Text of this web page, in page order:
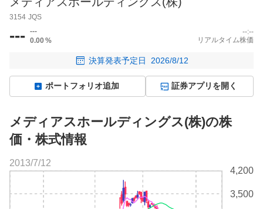
3154 JQS
--- ---
0.00%
--:--
リアルタイム株価
決算発表予定日 2026/8/12
ポートフォリオ追加 証券アプリを開く
メディアスホールディングス(株)の株
価・株式情報
3,500
4,200
2013/7/12